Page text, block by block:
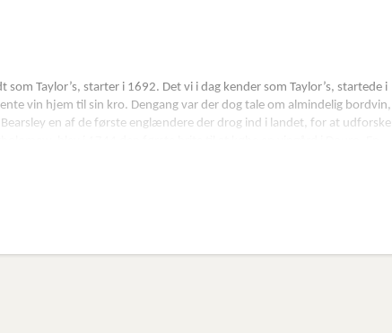
Taylor’s, starter i 1692. Det vi i dag kender som Taylor’s, startede i
vin hjem til sin kro. Dengang var der dog tale om almindelig bordvin,
en af de første englændere der drog ind i landet, for at udforske